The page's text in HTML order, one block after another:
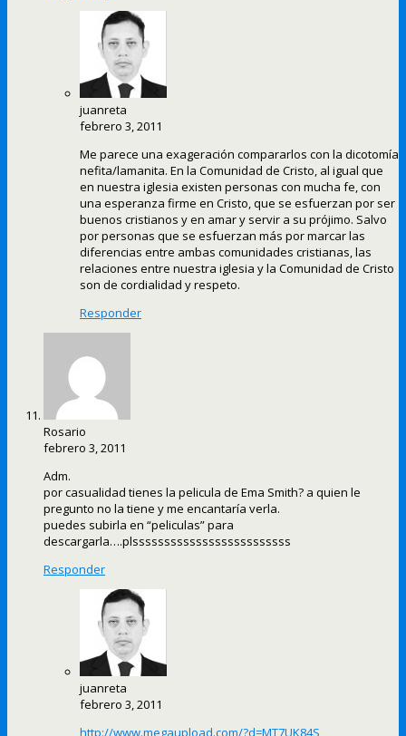
juanreta
febrero 3, 2011
Me parece una exageración compararlos con la dicotomía
nefita/lamanita. En la Comunidad de Cristo, al igual que
en nuestra iglesia existen personas con mucha fe, con
una esperanza firme en Cristo, que se esfuerzan por ser
buenos cristianos y en amar y servir a su prójimo. Salvo
por personas que se esfuerzan más por marcar las
diferencias entre ambas comunidades cristianas, las
relaciones entre nuestra iglesia y la Comunidad de Cristo
son de cordialidad y respeto.
Responder
Rosario
febrero 3, 2011
Adm.
por casualidad tienes la pelicula de Ema Smith? a quien le
pregunto no la tiene y me encantaría verla.
puedes subirla en “peliculas” para
descargarla….plsssssssssssssssssssssssss
Responder
juanreta
febrero 3, 2011
http://www.megaupload.com/?d=MT7UK84S